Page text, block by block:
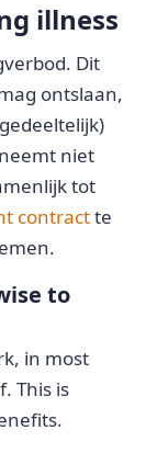
illness
Dit
ontslaan,
niet
tot
contractte
to
in most
This is